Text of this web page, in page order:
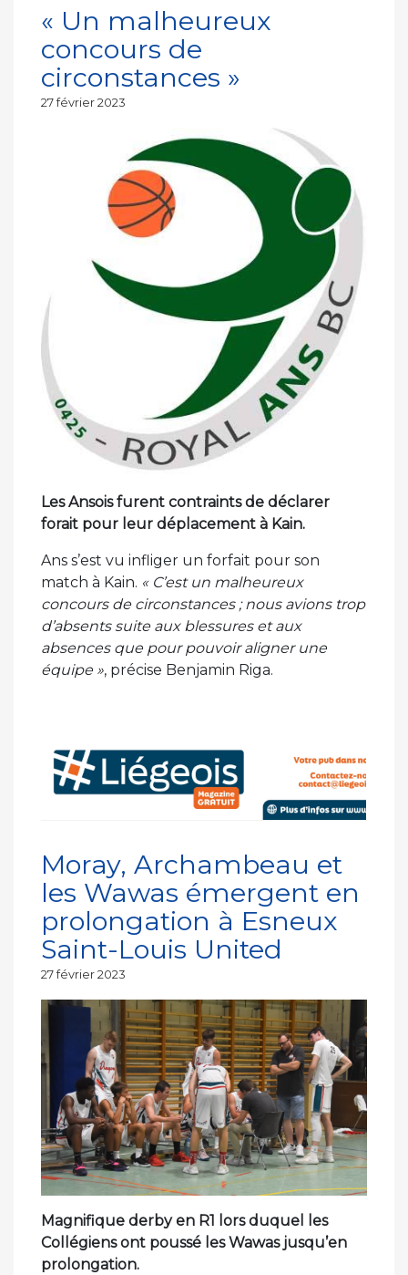
« Un malheureux
concours de
circonstances »
Publié
27 février 2023
Les Ansois furent contraints de déclarer
forait pour leur déplacement à Kain.
Ans s’est vu infliger un forfait pour son
match à Kain. « C’est un malheureux
concours de circonstances ; nous avions trop
d’absents suite aux blessures et aux
absences que pour pouvoir aligner une
équipe », précise Benjamin Riga.
Moray, Archambeau et
les Wawas émergent en
prolongation à Esneux
Saint-Louis United
Publié
27 février 2023
Magnifique derby en R1 lors duquel les
Collégiens ont poussé les Wawas jusqu’en
prolongation.